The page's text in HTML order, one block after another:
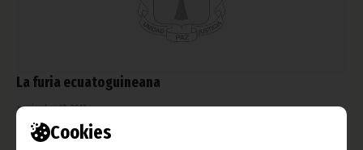
Cookies
La furia ecuatoguineana
noviembre 19, 2013
El sábado 16 de noviembre del 2013 pasará a la historia del
deporte nacional como el día en el que el Nzalang plantó cara